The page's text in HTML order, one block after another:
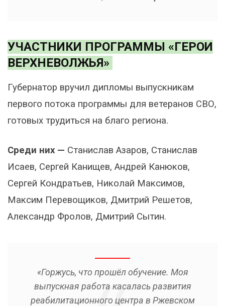
УЧАСТНИКИ ПРОГРАММЫ «ГЕРОИ
ВЕРХНЕВОЛЖЬЯ»
Губернатор вручил дипломы выпускникам
первого потока программы для ветеранов СВО,
готовых трудиться на благо региона.
Среди них — Станислав Азаров, Станислав
Исаев, Сергей Канищев, Андрей Канюков,
Сергей Кондратьев, Николай Максимов,
Максим Перевощиков, Дмитрий Решетов,
Александр Фролов, Дмитрий Сытин.
«Горжусь, что прошёл обучение. Моя
выпускная работа касалась развития
реабилитационного центра в Ржевском